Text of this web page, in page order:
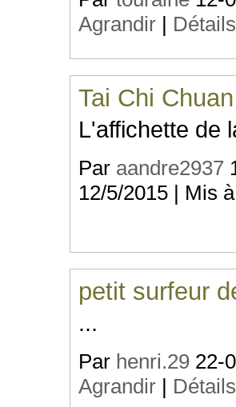
Agrandir | Détails
Tai Chi
L'affichette de
Par aandre2937
12/5/2015 | Mis
petit surfeur
...
Par henri.29 22-
Agrandir | Détails